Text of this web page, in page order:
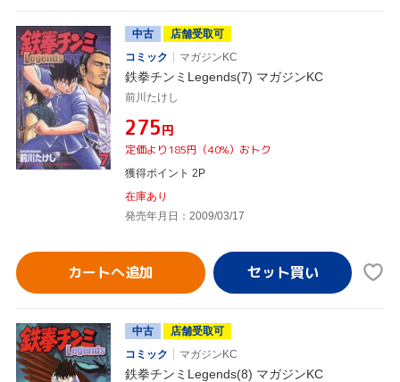
中古
店舗受取可
コミック
マガジンKC
鉄拳チンミLegends(7) マガジンKC
前川たけし
¥275円
定価より185円（40%）おトク
獲得ポイント 2P
在庫あり
発売年月日：2009/03/17
カートへ追加
中古
店舗受取可
コミック
マガジンKC
鉄拳チンミLegends(8) マガジンKC